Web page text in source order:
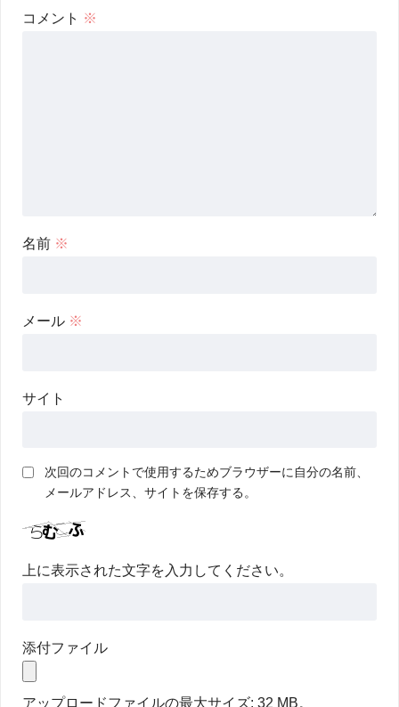
コメント ※
名前 ※
メール ※
サイト
次回のコメントで使用するためブラウザーに自分の名前、
メールアドレス、サイトを保存する。
上に表示された文字を入力してください。
添付ファイル
アップロードファイルの最大サイズ: 32 MB。